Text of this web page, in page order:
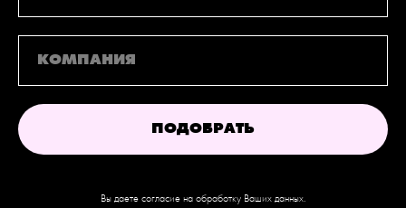
ПОДОБРАТЬ
Вы даете согласие на обработку Ваших данных.